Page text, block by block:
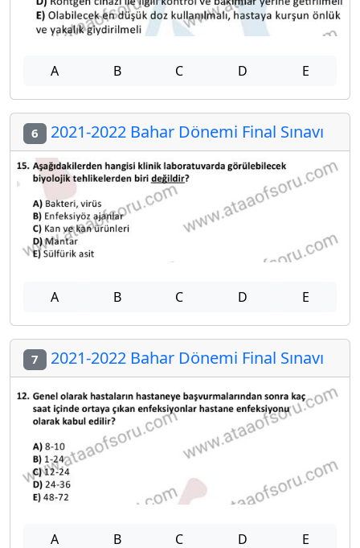
A B C D E
6 2021-2022 Bahar Dönemi Final Sınavı
A B C D E
7 2021-2022 Bahar Dönemi Final Sınavı
A B C D E